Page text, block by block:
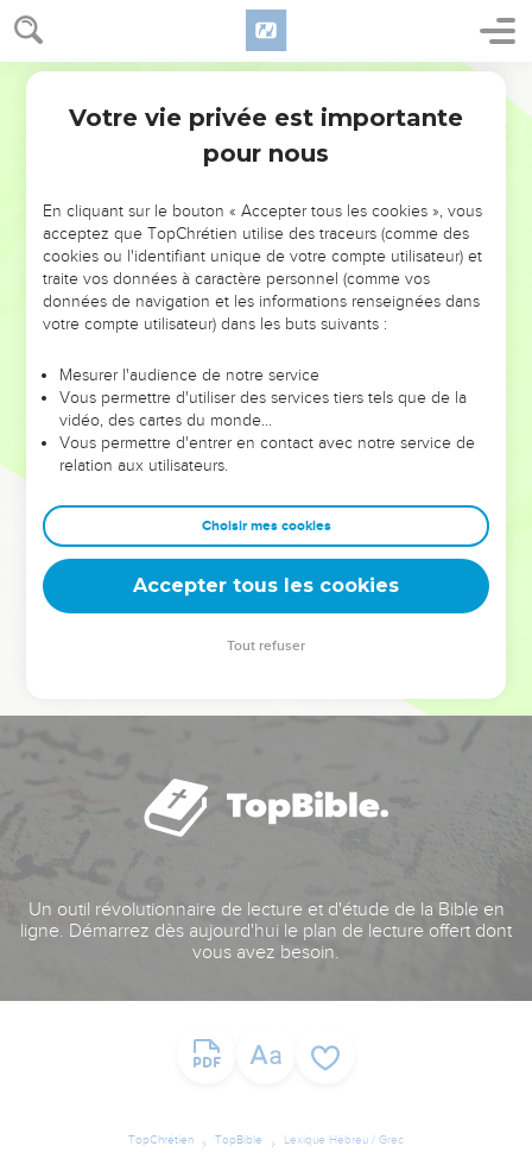
NE MANQUEZ PAS L’ÉVÉNEMENT
DE L’ANNÉE !
ET SI LEURS ERREURS POUVAIENT VOUS ÉVITER LES
VOTRES ?
leur foi ou leur vision. Mais on voit moins les doutes, les erreurs
et les saisons difficiles qu'ils ont traversés, alors même que ce
sont elles qui les ont façonnés.
Dans cette conférence, leaders, entrepreneurs, et responsables
clés pour avancer avec plus de sagesse afin que leurs erreurs
deviennent vos tremplins. Que vous guidiez un ministère, une
équipe, un groupe ou une famille, leur expérience est faite
Un outil révolutionnaire de lecture et d'étude de la Bible en
ligne. Démarrez dès aujourd'hui le plan de lecture offert dont
vous avez besoin.
TopChrétien TopBible Lexique Hébreu / Grec
Votre vie privée est importante
pour nous
En cliquant sur le bouton « Accepter tous les cookies », vous
acceptez que TopChrétien utilise des traceurs (comme des
cookies ou l'identifiant unique de votre compte utilisateur) et
traite vos données à caractère personnel (comme vos
données de navigation et les informations renseignées dans
votre compte utilisateur) dans les buts suivants :
Mesurer l'audience de notre service
Vous permettre d'utiliser des services tiers tels que de la
vidéo, des cartes du monde…
Vous permettre d'entrer en contact avec notre service de
relation aux utilisateurs.
Choisir mes cookies
Accepter tous les cookies
Tout refuser